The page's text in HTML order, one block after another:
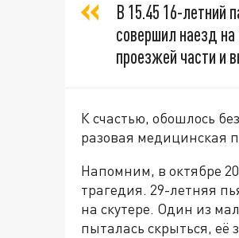
В 15.45 16-летний
совершил наезд
проезжей части и
К счастью, обошлось
разовая медицинская
Напомним, в октябре
трагедия. 29-летняя
на скутере. Один из
пыталась скрыться,